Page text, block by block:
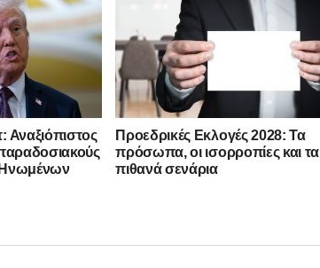
Αναξιόπιστος
Προεδρικές Εκλογές 2028: Τα
πρόσωπα, οι ισορροπίες και τα
πιθανά σενάρια